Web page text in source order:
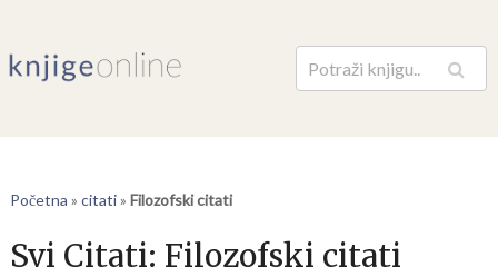
Pretraga
Početna » citati» Filozofski citati
Svi Citati: Filozofski citati